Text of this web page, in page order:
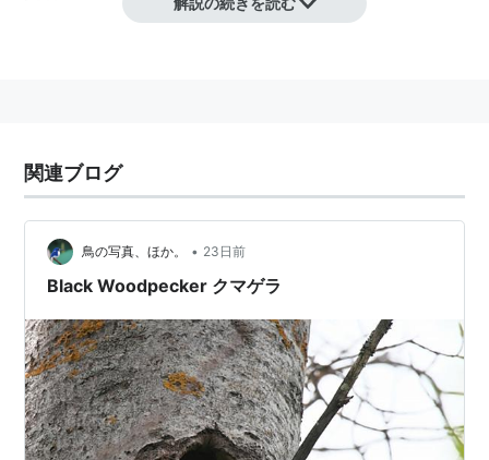
関連ブログ
鳥の写真、ほか。 • 23日前
Black Woodpecker クマゲラ